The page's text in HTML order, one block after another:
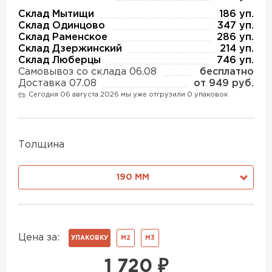
Склад Мытищи
186 уп.
Склад Одинцово
347 уп.
Склад Раменское
286 уп.
Склад Дзержинский
214 уп.
Склад Люберцы
746 уп.
Самовывоз со склада 06.08
бесплатно
Доставка 07.08
от 949 руб.
Сегодня 06 августа 2026 мы уже отгрузили 0 упаковок
Толщина
190 ММ
Цена за: УПАКОВКУ М2 М3
1 720 ₽
Утеплитель Изотек
ПЕРЕЙТИ
Утеплитель Ruspanel
ПЕРЕЙТИ
ПЕРЕЙТИ
ПЕРЕЙТИ
Утеплитель Юматекс
Утеплитель Теплекс
Утеплитель Дирок